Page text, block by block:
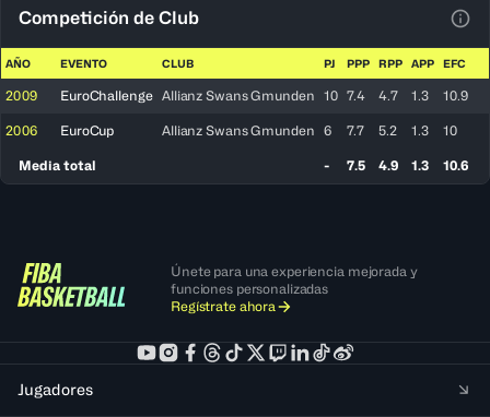
Competición de Club
AÑO EVENTO CLUB PJ PPP RPP APP EFC
2009 EuroChallenge Allianz Swans Gmunden 10 7.4 4.7 1.3 10.9
2006 EuroCup Allianz Swans Gmunden 6 7.7 5.2 1.3 10
Media total - 7.5 4.9 1.3 10.6
Únete para una experiencia mejorada y
funciones personalizadas
Regístrate ahora
Jugadores